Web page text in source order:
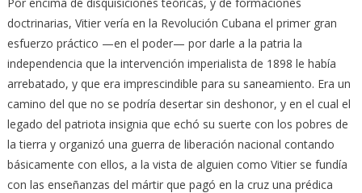
doctrinarias, Vitier vería en la Revolución Cubana el primer gran
esfuerzo práctico —en el poder— por darle a la patria la
independencia que la intervención imperialista de 1898 le había
arrebatado, y que era imprescindible para su saneamiento. Era un
camino del que no se podría desertar sin deshonor, y en el cual el
legado del patriota insignia que echó su suerte con los pobres de
la tierra y organizó una guerra de liberación nacional contando
básicamente con ellos, a la vista de alguien como Vitier se fundía
con las enseñanzas del mártir que pagó en la cruz una prédica